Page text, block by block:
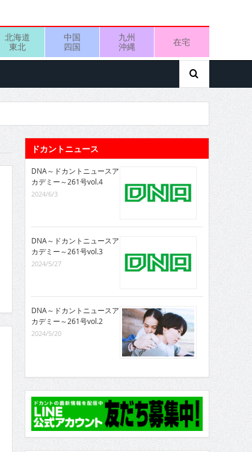
北海道
東北
中国
四国
九州
沖縄
在宅
ドカントニュース
DNA～ドカントニュースア
カデミー～261号vol.4
2024/6/3
DNA～ドカントニュースア
カデミー～261号vol.3
2024/5/27
DNA～ドカントニュースア
カデミー～261号vol.2
2024/5/20